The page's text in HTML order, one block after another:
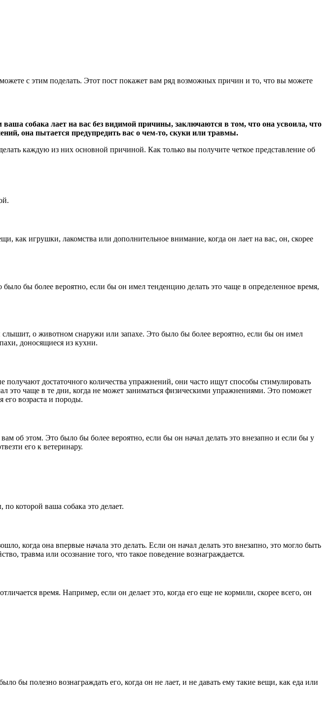
с этим поделать. Этот пост покажет вам ряд возможных причин и то, что вы можете
собака лает на вас без видимой причины, заключаются в том, что она усвоила, что
она пытается предупредить вас о чем-то, скуки или травмы.
каждую из них основной причиной. Как только вы получите четкое представление об
как игрушки, лакомства или дополнительное внимание, когда он лает на вас, он, скорее
бы более вероятно, если бы он имел тенденцию делать это чаще в определенное время,
о животном снаружи или запахе. Это было бы более вероятно, если бы он имел
доносящиеся из кухни.
достаточного количества упражнений, они часто ищут способы стимулировать
это чаще в те дни, когда не может заниматься физическими упражнениями. Это поможет
его возраста и породы.
об этом. Это было бы более вероятно, если бы он начал делать это внезапно и если бы у
его к ветеринару.
которой ваша собака это делает.
когда она впервые начала это делать. Если он начал делать это внезапно, это могло быть
травма или осознание того, что такое поведение вознаграждается.
время. Например, если он делает это, когда его еще не кормили, скорее всего, он
бы полезно вознаграждать его, когда он не лает, и не давать ему такие вещи, как еда или